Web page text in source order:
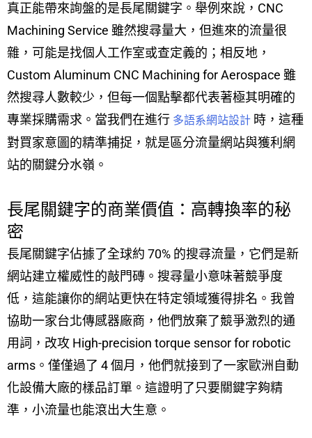
真正能帶來詢盤的是長尾關鍵字。舉例來說，CNC
Machining Service 雖然搜尋量大，但進來的流量很
雜，可能是找個人工作室或查定義的；相反地，
Custom Aluminum CNC Machining for Aerospace 雖
然搜尋人數較少，但每一個點擊都代表著極其明確的
專業採購需求。當我們在進行 多語系網站設計 時，這種
對買家意圖的精準捕捉，就是區分流量網站與獲利網
站的關鍵分水嶺。
長尾關鍵字的商業價值：高轉換率的秘
密
長尾關鍵字佔據了全球約 70% 的搜尋流量，它們是新
網站建立權威性的敲門磚。搜尋量小意味著競爭度
低，這能讓你的網站更快在特定領域獲得排名。我曾
協助一家台北傳感器廠商，他們放棄了競爭激烈的通
用詞，改攻 High-precision torque sensor for robotic
arms。僅僅過了 4 個月，他們就接到了一家歐洲自動
化設備大廠的樣品訂單。這證明了只要關鍵字夠精
準，小流量也能滾出大生意。